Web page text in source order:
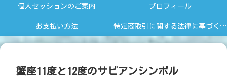
個人セッションのご案内 プロフィール
お支払い方法 特定商取引に関する法律に基づく表示
蟹座11度と12度のサビアンシンボル